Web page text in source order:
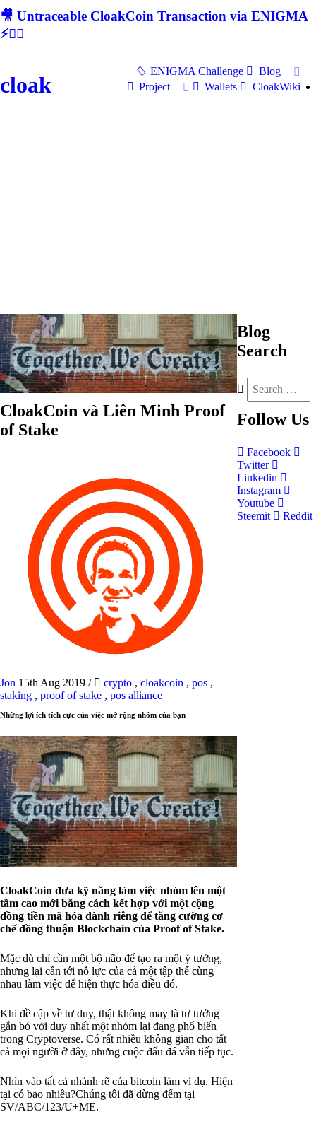
🎥 Untraceable CloakCoin Transaction via ENIGMA
⚡🕵‍♂
cloak
ENIGMA Challenge
Blog
Project
Wallets CloakWiki
CloakCoin và Liên Minh Proof
of Stake
Jon 15th Aug 2019 / crypto , cloakcoin , pos ,
staking , proof of stake , pos alliance
Những lợi ích tích cực của việc mở rộng nhóm của bạn
CloakCoin đưa kỹ năng làm việc nhóm lên một
tầm cao mới bằng cách kết hợp với một cộng
đồng tiền mã hóa dành riêng để tăng cường cơ
chế đồng thuận Blockchain của Proof of Stake.
Mặc dù chỉ cần một bộ não để tạo ra một ý tưởng,
nhưng lại cần tới nỗ lực của cả một tập thể cùng
nhau làm việc để hiện thực hóa điều đó.
Khi đề cập về tư duy, thật không may là tư tưởng
gắn bó với duy nhất một nhóm lại đang phổ biến
trong Cryptoverse. Có rất nhiều không gian cho tất
cả mọi người ở đây, nhưng cuộc đấu đá vẫn tiếp tục.
Nhìn vào tất cả nhánh rẽ của bitcoin làm ví dụ. Hiện
tại có bao nhiêu?Chúng tôi đã dừng đếm tại
SV/ABC/123/U+ME.
Blog
Search
Follow Us
Facebook
Twitter
Linkedin
Instagram
Youtube
Steemit
Reddit